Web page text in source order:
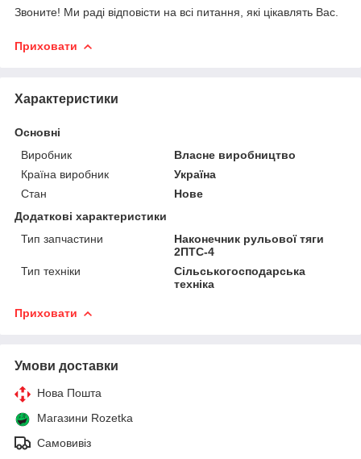
Звоните! Ми раді відповісти на всі питання, які цікавлять Вас.
Приховати
Характеристики
Основні
Виробник
Власне виробництво
Країна виробник
Україна
Стан
Нове
Додаткові характеристики
Тип запчастини
Наконечник рульової тяги
2ПТС-4
Тип техніки
Сільськогосподарська
техніка
Приховати
Умови доставки
Нова Пошта
Магазини Rozetka
Самовивіз